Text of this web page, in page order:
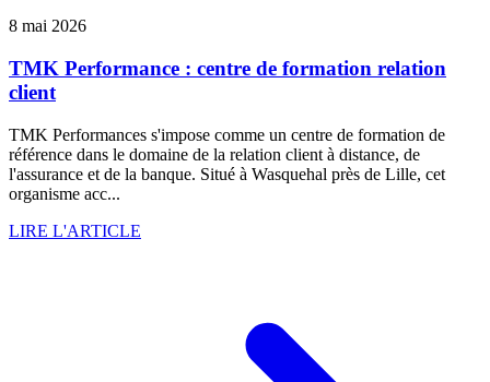
8 mai 2026
TMK Performance : centre de formation relation
client
TMK Performances s'impose comme un centre de formation de
référence dans le domaine de la relation client à distance, de
l'assurance et de la banque. Situé à Wasquehal près de Lille, cet
organisme acc...
LIRE L'ARTICLE